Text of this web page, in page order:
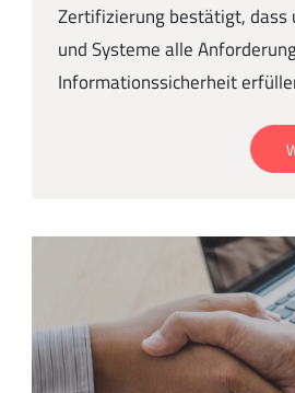
Zertifizierung bestätigt, dass
und Systeme alle
Informationssicherheit